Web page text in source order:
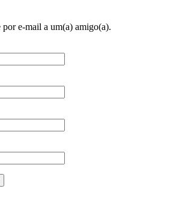
e-mail a um(a) amigo(a).